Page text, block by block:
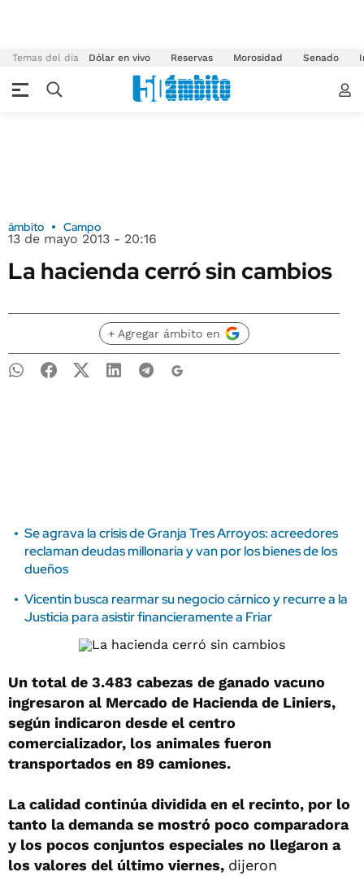
Temas del día Dólar en vivo Reservas Morosidad Senado
ámbito Campo
13 de mayo 2013 - 20:16
La hacienda cerró sin cambios
+ Agregar ámbito en
Se agrava la crisis de Granja Tres Arroyos: acreedores
reclaman deudas millonaria y van por los bienes de los
dueños
Vicentin busca rearmar su negocio cárnico y recurre a la
Justicia para asistir financieramente a Friar
Un total de 3.483 cabezas de ganado vacuno
ingresaron al Mercado de Hacienda de Liniers,
según indicaron desde el centro
comercializador, los animales fueron
transportados en 89 camiones.
La calidad continúa dividida en el recinto, por lo
tanto la demanda se mostró poco comparadora
y los pocos conjuntos especiales no llegaron a
los valores del último viernes, dijeron